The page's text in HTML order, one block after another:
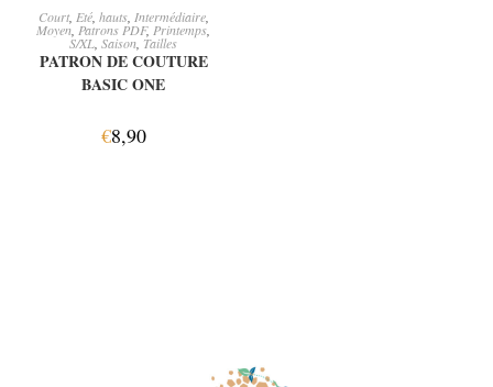
AJOUTER AU PANIER
Court, Eté, hauts, Intermédiaire,
Moyen Patrons PDF, Printemps
S/XL Saison Tailles
PATRON DE COUTURE
BASIC ONE
€8,90